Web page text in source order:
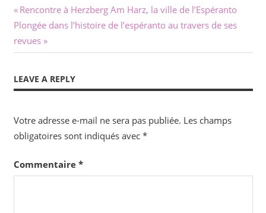
Navigation
de
l’article
Previous
Post:
Rencontre à Herzberg Am Harz, la ville de l’Espéranto
Next
Post:
Plongée dans l’histoire de l’espéranto au travers de ses
revues
LEAVE A REPLY
Votre adresse e-mail ne sera pas publiée. Les champs
obligatoires sont indiqués avec *
Commentaire *